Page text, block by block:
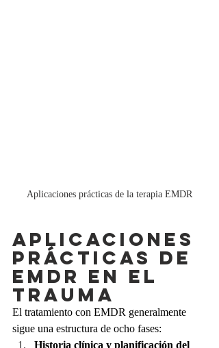
Aplicaciones prácticas de la terapia EMDR
Aplicaciones
prácticas de
EMDR en el
trauma
El tratamiento con EMDR generalmente
sigue una estructura de ocho fases:
Historia clínica y planificación del